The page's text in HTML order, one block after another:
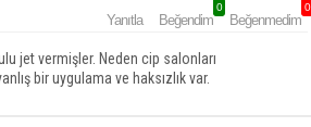
Yanıtla Beğendim
0
Beğenmedim
0
jet vermişler. Neden cip salonları
bir uygulama ve haksızlık var.